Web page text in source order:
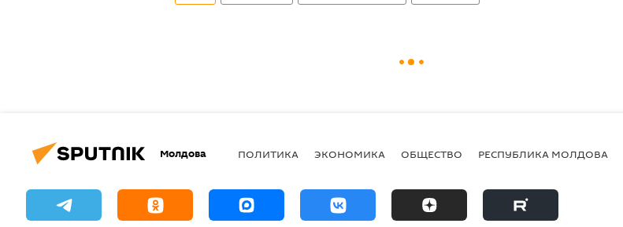
Молдова ПОЛИТИКА ЭКОНОМИКА ОБЩЕСТВО РЕСПУБЛИКА МОЛДОВА